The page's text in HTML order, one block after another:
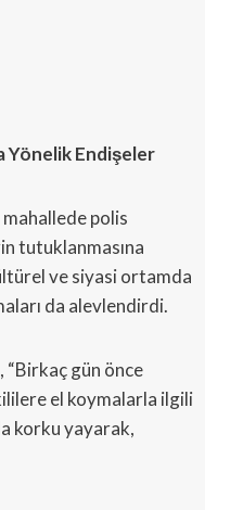
Yönelik Endişeler
polis
tutuklanmasına
ve siyasi ortamda
da alevlendirdi.
“Birkaç gün önce
el koymalarla ilgili
korku yayarak,